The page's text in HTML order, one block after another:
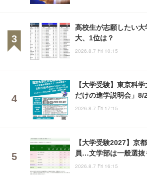
高校生が志願したい
大、1位は？
2026.8.7 Fri 10:15
【大学受験】東京科
だけの進学説明会」8/
2026.8.7 Fri 17:15
【大学受験2027】京
員…文学部は一般選抜
2026.8.7 Fri 16:15